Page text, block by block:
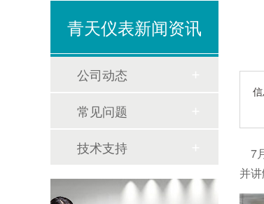
7
并
青天仪表新闻资讯
公司动态
常见问题
技术支持